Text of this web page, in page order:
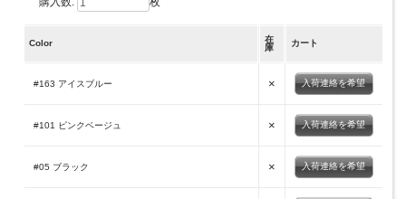
Color
在
庫
カート
#163 アイスブルー × 入荷連絡を希望
#101 ピンクベージュ × 入荷連絡を希望
#05 ブラック × 入荷連絡を希望